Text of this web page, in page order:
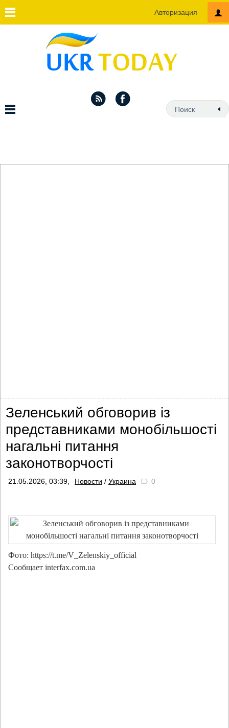
Авторизация
Зеленський обговорив із
представниками монобільшості
нагальні питання
законотворчості
21.05.2026, 03:39, Новости / Украина 0
Фото: https://t.me/V_Zelenskiy_official
Сообщает interfax.com.ua